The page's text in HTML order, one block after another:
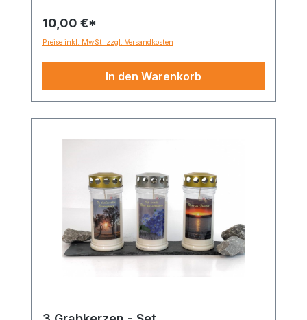
10,00 €*
Preise inkl. MwSt. zzgl. Versandkosten
In den Warenkorb